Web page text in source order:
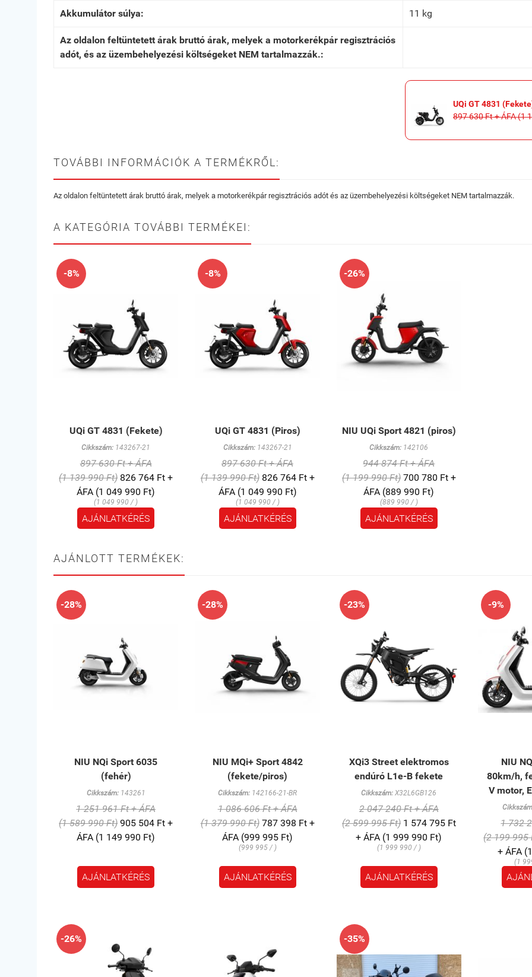
Akkumulátor súlya: 11 kg
Az oldalon feltüntetett árak bruttó árak, melyek a motorkerékpár regisztrációs
adót, és az üzembehelyezési költségeket NEM tartalmazzák.:
UQi GT 4831
897 630 Ft + ÁFA (1
TOVÁBBI INFORMÁCIÓK A TERMÉKRŐL:
Az oldalon feltüntetett árak bruttó árak, melyek a motorkerékpár regisztrációs adót és az üzembehelyezési költségeket NEM tartalmazzák.
A KATEGÓRIA TOVÁBBI TERMÉKEI:
-8%
UQi GT 4831 (Fekete)
Cikkszám: 143267-21
897 630 Ft + ÁFA
(1 139 990 Ft) 826 764 Ft +
ÁFA (1 049 990 Ft)
(1 049 990 / )
AJÁNLATKÉRÉS
-8%
UQi GT 4831 (Piros)
Cikkszám:143267-21
897 630 Ft + ÁFA
(1 139 990 Ft) 826 764 Ft +
ÁFA (1 049 990 Ft)
(1 049 990 / )
AJÁNLATKÉRÉS
-26%
NIU UQi Sport 4821 (piros)
Cikkszám: 142106
944 874 Ft + ÁFA
(1 199 990 Ft) 700 780 Ft +
ÁFA (889 990 Ft)
(889 990 / )
AJÁNLATKÉRÉS
AJÁNLOTT TERMÉKEK:
-28%
NIU NQi Sport 6035
(fehér)
Cikkszám:143261
1 251 961 Ft + ÁFA
(1 589 990 Ft) 905 504 Ft +
ÁFA (1 149 990 Ft)
AJÁNLATKÉRÉS
-28%
NIU MQi+ Sport 4842
(fekete/piros)
Cikkszám: 142166-21-BR
1 086 606 Ft + ÁFA
(1 379 990 Ft) 787 398 Ft +
ÁFA (999 995 Ft)
(999 995 / )
AJÁNLATKÉRÉS
-23%
XQi3 Street elektromos
endúró L1e-B fekete
Cikkszám: X32L6GB126
2 047 240 Ft + ÁFA
(2 599 995 Ft) 1 574 795 Ft
+ ÁFA (1 999 990 Ft)
(1 999 990 / )
AJÁNLATKÉRÉS
-9%
NIU
80km/h,
V motor,
1 732
(2 199 995
+ ÁFA
(1
-26% -35%